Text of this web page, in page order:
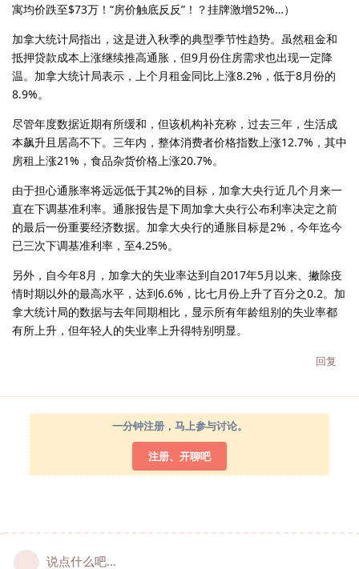
寓均价跌至$73万！“房价触底反反”！？挂牌激增52%…）
加拿大统计局指出，这是进入秋季的典型季节性趋势。虽然租金和
抵押贷款成本上涨继续推高通胀，但9月份住房需求也出现一定降
温。加拿大统计局表示，上个月租金同比上涨8.2%，低于8月份的
8.9%。
尽管年度数据近期有所缓和，但该机构补充称，过去三年，生活成
本飙升且居高不下。三年内，整体消费者价格指数上涨12.7%，其中
房租上涨21%，食品杂货价格上涨20.7%。
由于担心通胀率将远远低于其2%的目标，加拿大央行近几个月来一
直在下调基准利率。通胀报告是下周加拿大央行公布利率决定之前
的最后一份重要经济数据。加拿大央行的通胀目标是2%，今年迄今
已三次下调基准利率，至4.25%。
另外，自今年8月，加拿大的失业率达到自2017年5月以来、撇除疫
情时期以外的最高水平，达到6.6%，比七月份上升了百分之0.2。加
拿大统计局的数据与去年同期相比，显示所有年龄组别的失业率都
有所上升，但年轻人的失业率上升得特别明显。
回复
一分钟注册，马上参与讨论。
注册、开聊吧
说点什么吧...